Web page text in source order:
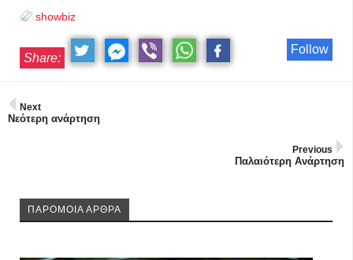
showbiz
Follow
Share:
Next
Νεότερη ανάρτηση
Previous
Παλαιότερη Ανάρτηση
ΠΑΡΟΜΟΙΑ ΑΡΘΡΑ